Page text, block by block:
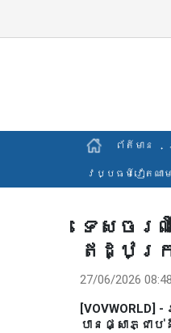
ព័ត៍មាន
វប្បធម៍វៀតណាម
ទេសចរ
ឥដ្ឋក្
27/06/2026 08:48
បានផ្សាភ្ជ